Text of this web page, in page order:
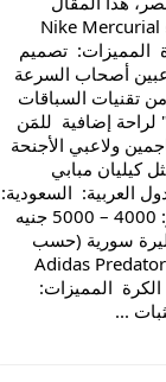
مخصص لك. أولاً: حذاء Nike Mercurial
المميزات: تصميم
أصحاب السرعة
تقنيات السباقات
تكنولوجيا "Zoom Air" لراحة إضافية للمَن
ولاعبي الأجنحة
كيليان مبابي
العربية: السعودية:
600 – 800 ريال مصر: 4000 – 5000 جنيه
500 ألف ليرة سورية (حسب
السوق السوداء) ثانيًا: Adidas Predator
الكرة المميزات:
...